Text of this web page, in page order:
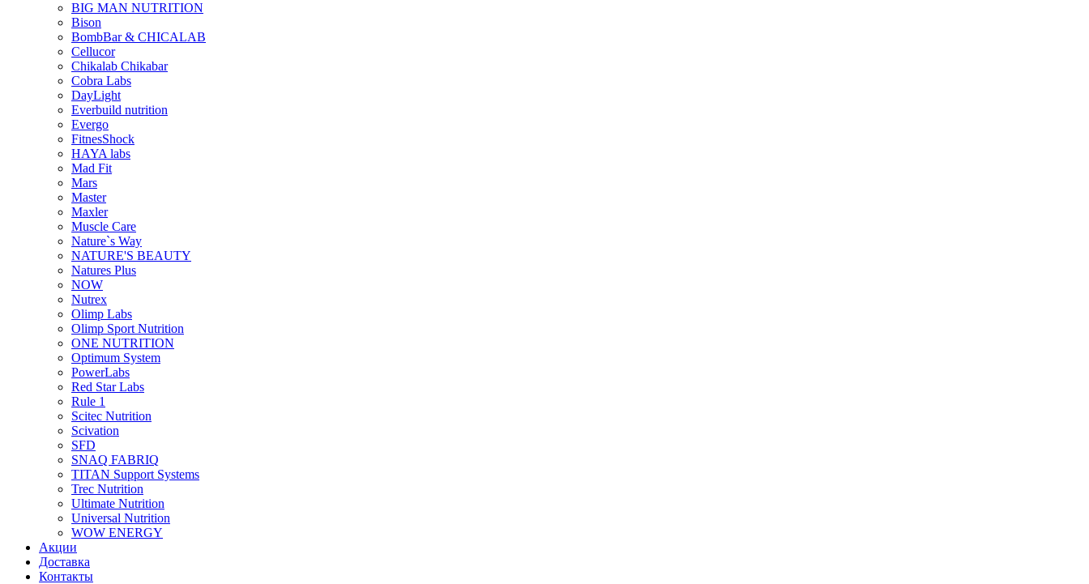
BIG MAN NUTRITION
Bison
BombBar & CHICALAB
Cellucor
Chikalab Chikabar
Cobra Labs
DayLight
Everbuild nutrition
Evergo
FitnesShock
HAYA labs
Mad Fit
Mars
Master
Maxler
Muscle Care
Nature`s Way
NATURE'S BEAUTY
Natures Plus
NOW
Nutrex
Olimp Labs
Olimp Sport Nutrition
ONE NUTRITION
Optimum System
PowerLabs
Red Star Labs
Rule 1
Scitec Nutrition
Scivation
SFD
SNAQ FABRIQ
TITAN Support Systems
Trec Nutrition
Ultimate Nutrition
Universal Nutrition
WOW ENERGY
Акции
Доставка
Контакты